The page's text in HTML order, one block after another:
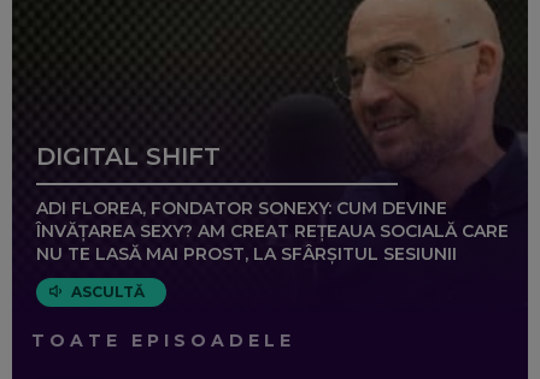
DIGITAL SHIFT
ADI FLOREA, FONDATOR SONEXY: CUM DEVINE
ÎNVĂȚAREA SEXY? AM CREAT REȚEAUA SOCIALĂ CARE
NU TE LASĂ MAI PROST, LA SFÂRȘITUL SESIUNII
ASCULTĂ
TOATE EPISOADELE